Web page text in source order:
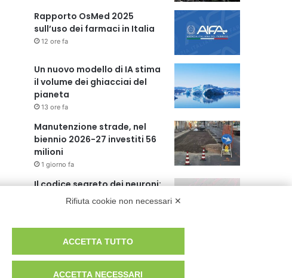
Rapporto OsMed 2025
sull’uso dei farmaci in Italia
12 ore fa
Un nuovo modello di IA stima
il volume dei ghiacciai del
pianeta
13 ore fa
Manutenzione strade, nel
biennio 2026-27 investiti 56
milioni
1 giorno fa
Il codice segreto dei neuroni:
la memoria della nascita che
Rifiuta cookie non necessari ✕
ACCETTA TUTTO
ACCETTA NECESSARI